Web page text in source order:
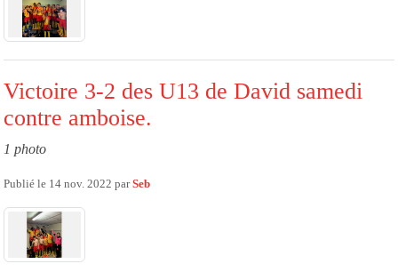
Victoire 3-2 des U13 de David samedi
contre amboise.
1 photo
Publié le 14 nov. 2022 parSeb